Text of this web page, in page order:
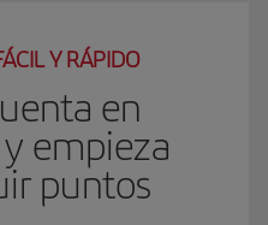
Y RÁPIDO
en
empieza
puntos